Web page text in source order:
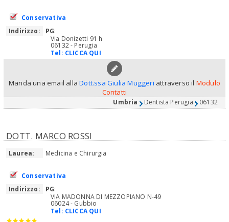
Conservativa
Indirizzo:
PG:
Via Donizetti 91 h
06132 - Perugia
Tel: CLICCA QUI
Manda una email allaDott.ssa Giulia Muggeri attraverso il Modulo
Contatti
Umbria Dentista Perugia 06132
DOTT. MARCO ROSSI
Laurea: Medicina e Chirurgia
Conservativa
Indirizzo:
PG:
VIA MADONNA DI MEZZOPIANO N-49
06024 - Gubbio
Tel: CLICCA QUI